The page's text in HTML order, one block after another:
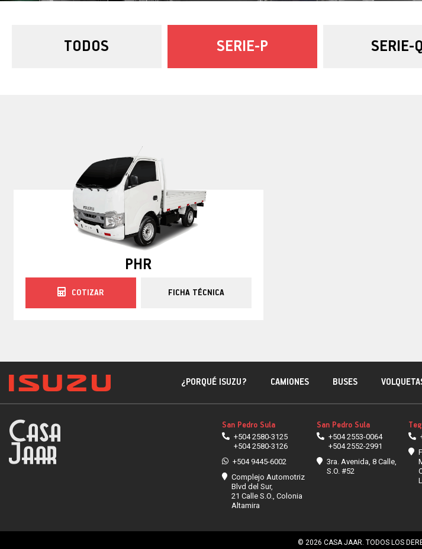
TODOS SERIE-P SERIE-Q
PHR
COTIZAR FICHA TÉCNICA
¿PORQUÉ ISUZU? CAMIONES BUSES
San Pedro Sula
+504 2580-3125
+504 2580-3126
+504 9445-6002
Complejo Automotriz
Blvd del Sur,
21 Calle S.O., Colonia
Altamira
San Pedro Sula
+504 2553-0064
+504 2552-2991
3ra. Avenida, 8 Calle,
S.O. #52
© 2026 CASA JAAR. TODOS LOS